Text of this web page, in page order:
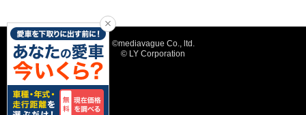
©mediavague Co., ltd.
© LY Corporation